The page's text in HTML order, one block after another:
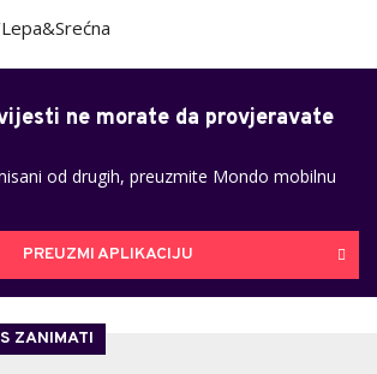
ne morate da provjeravate
od drugih, preuzmite Mondo mobilnu
PREUZMI APLIKACIJU
ZANIMATI